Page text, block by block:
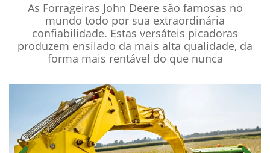
As Forrageiras John Deere são famosas no
mundo todo por sua extraordinária
confiabilidade. Estas versáteis picadoras
produzem ensilado da mais alta qualidade, da
forma mais rentável do que nunca